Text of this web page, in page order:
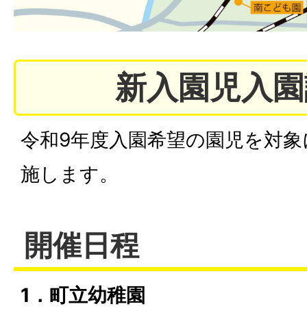
新入園児入
令和9年度入園希望の園児を対
施します。
開催日程
1．町立幼稚園